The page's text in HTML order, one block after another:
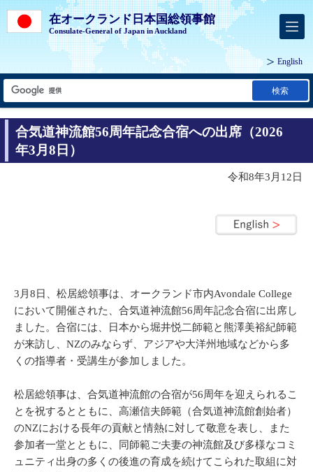
在オークランド日本国総領事館
Consulate-General of Japan in Auckland
English
検索
合気道神流館56周年記念合宿への出席（2026
年3月8日）
令和8年3月12日
3月8日、松居総領事は、オークランド市内Avondale College
において開催された、合気道神流館56周年記念合宿に出席し
ました。合宿には、日本から堀井悦二師範と熊澤美裕紀師範
が来訪し、NZのみならず、アジアや大洋州地域などから多
くの指導者・受講生が参加しました。
松居総領事は、合気道神流館の合宿が56周年を迎えられるこ
とを祝するとともに、高瀬信夫師範（合気道神流館創始者）
のNZにおける長年の貢献と情熱に対して敬意を表し、また
参加者一堂とともに、同師範ご夫妻の神流館及び多様なコミ
ュニティ出身の多くの後進の育成を続けてこられた取組に対